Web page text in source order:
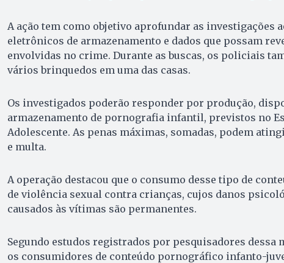
A ação tem como objetivo aprofundar as investigações
eletrônicos de armazenamento e dados que possam
envolvidas no crime. Durante as buscas, os policiais
vários brinquedos em uma das casas.
Os investigados poderão responder por produção,
armazenamento de pornografia infantil, previstos no
Adolescente. As penas máximas, somadas, podem
e multa.
A operação destacou que o consumo desse tipo de
de violência sexual contra crianças, cujos danos
causados às vítimas são permanentes.
Segundo estudos registrados por pesquisadores dessa
os consumidores de conteúdo pornográfico infanto-